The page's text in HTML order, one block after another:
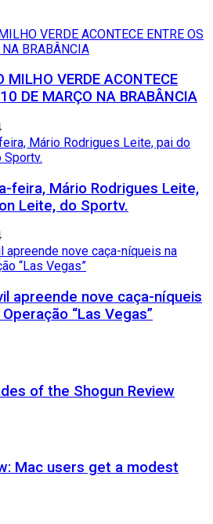
VERDE ACONTECE
DE MARÇO NA BRABÂNCIA
feira, Mário Rodrigues Leite,
Leite, do Sportv.
apreende nove caça-níqueis
“Las Vegas”
of the Shogun Review
Mac users get a modest